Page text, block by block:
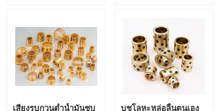
บ้าน
สินค้า
เสียงรบกวนต่ำน้ำมันชุบ
บูชโลหะหล่อลื่นตนเอง